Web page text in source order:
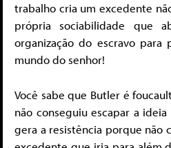
trabalho cria um excedente
própria sociabilidade que
organização do escravo
mundo do senhor!
Você sabe que Butler é
não conseguiu escapar a
gera a resistência porque não